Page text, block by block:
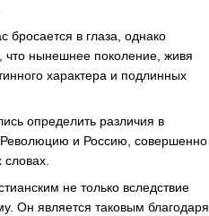
бросается в глаза, однако
что нынешнее поколение, живя
характера и подлинных
определить различия в
Революцию и Россию, совершенно
не только вследствие
Он является таковым благодаря